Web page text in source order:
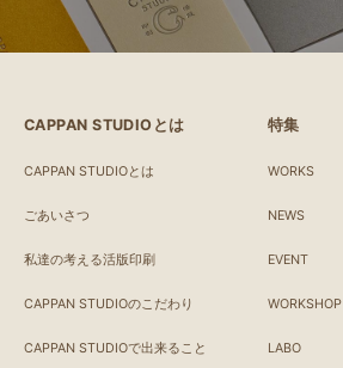
CAPPAN STUDIOとは
CAPPAN STUDIOとは
ごあいさつ
私達の考える活版印刷
CAPPAN STUDIOのこだわり
CAPPAN STUDIOで出来ること
特集
WORKS
NEWS
EVENT
WORKSHOP
LABO